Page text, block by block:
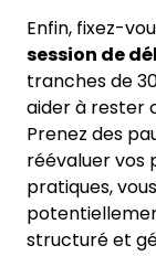
Enfin, fixez-
session de
tranches de
aider à rester
Prenez des
réévaluer vos
pratiques,
structuré et